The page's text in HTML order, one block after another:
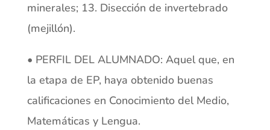
minerales; 13. Disección de invertebrado
(mejillón).
• PERFIL DEL ALUMNADO: Aquel que, en
la etapa de EP, haya obtenido buenas
calificaciones en Conocimiento del Medio,
Matemáticas y Lengua.